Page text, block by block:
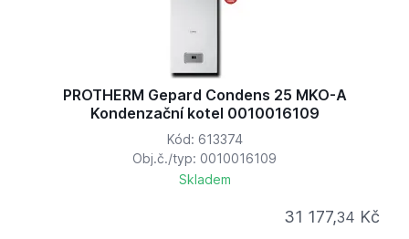
PROTHERM Gepard Condens 25 MKO-A
Kondenzační kotel 0010016109
Kód: 613374
Obj.č./typ: 0010016109
Skladem
31 177,34 Kč